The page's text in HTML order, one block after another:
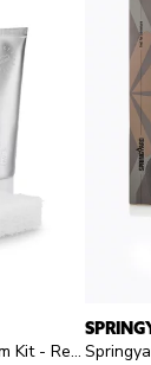
Sneakerstvätten - Sulkräm Kit - Rengöringskit för sulkanter